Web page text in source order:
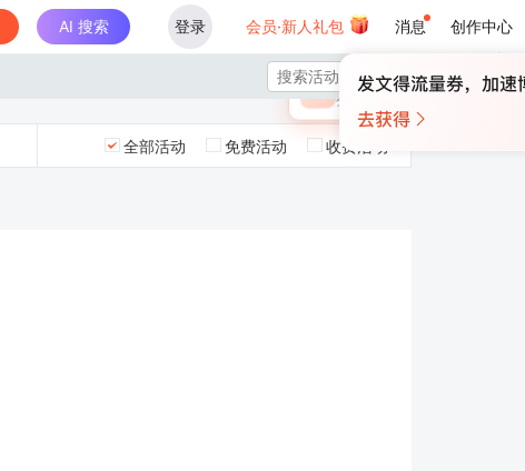
AI 搜索 登录 会员·新人礼包 消息 创作中心
×
🎁 未登录
登录领取最高

全部活动 免费活动 收费活动